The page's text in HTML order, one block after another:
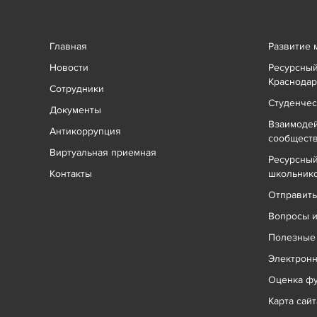
Главная
Новости
Сотрудники
Документы
Антикоррупция
Виртуальная приемная
Контакты
Развитие
Вопросы
Полезные
Оценка
Карта